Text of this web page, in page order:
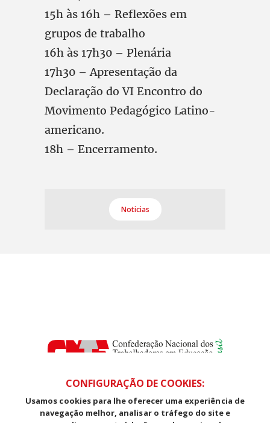
15h às 16h – Reflexões em
grupos de trabalho
16h às 17h30 – Plenária
17h30 – Apresentação da
Declaração do VI Encontro do
Movimento Pedagógico Latino-
americano.
18h – Encerramento.
Noticias
SDS, Edifício Venâncio III, Salas 101/106
CEP: 70393-902 - Brasília - DF
CONFIGURAÇÃO DE COOKIES:
Usamos cookies para lhe oferecer uma experiência de
navegação melhor, analisar o tráfego do site e